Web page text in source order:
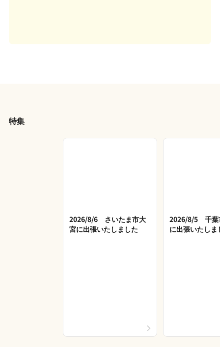
特集
2026/8/6 さいたま市大
宮に出張いたしました
2026/8/5 千葉
に出張いたしま